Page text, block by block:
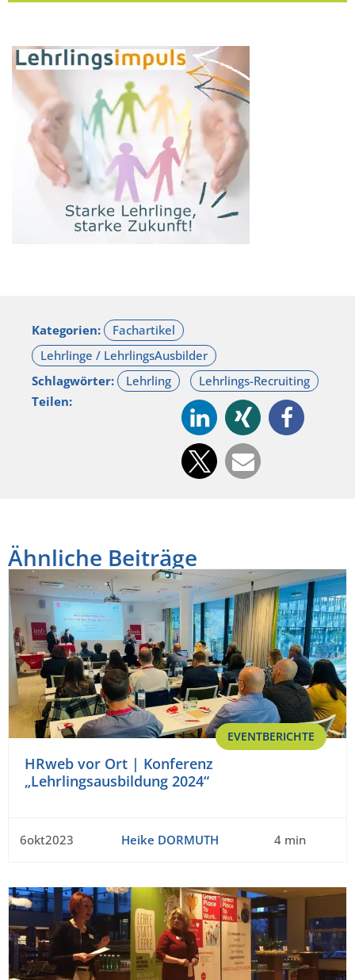
Kategorien:
Schlagwörter:
Teilen:
Ähnliche Beiträge
EVENTBERICHTE
HRweb vor Ort | Konferenz
„Lehrlingsausbildung 2024“
6okt2023 Heike DORMUTH 4 min